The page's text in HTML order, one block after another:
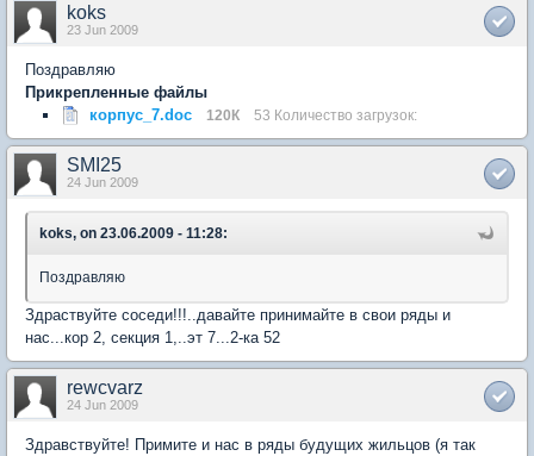
koks
23 Jun 2009
Поздравляю
Прикрепленные файлы
корпус_7.doc
120К 53 Количество загрузок:
SMI25
24 Jun 2009
koks, on 23.06.2009 - 11:28:
Поздравляю
Здраствуйте соседи!!!..давайте принимайте в свои ряды и
нас...кор 2, секция 1,..эт 7...2-ка 52
rewcvarz
24 Jun 2009
Здравствуйте! Примите и нас в ряды будущих жильцов (я так